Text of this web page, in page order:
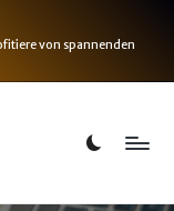
von spannenden